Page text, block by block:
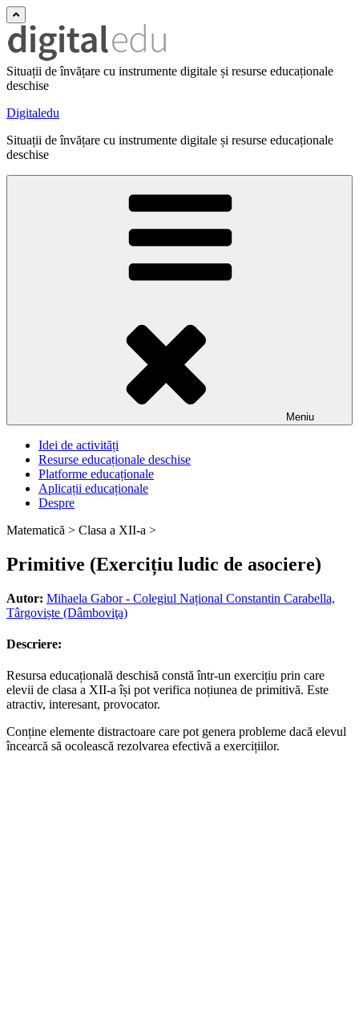
Situații de învățare cu instrumente digitale și resurse educaționale
deschise
Digitaledu
Situații de învățare cu instrumente digitale și resurse educaționale
deschise
Meniu
Idei de activități
Resurse educaționale deschise
Platforme educaționale
Aplicații educaționale
Despre
Matematică > Clasa a XII-a >
Primitive (Exercițiu ludic de asociere)
Autor: Mihaela Gabor - Colegiul Național Constantin Carabella,
Târgoviște (Dâmboviţa)
Descriere:
Resursa educațională deschisă constă într-un exercițiu prin care
elevii de clasa a XII-a își pot verifica noțiunea de primitivă. Este
atractiv, interesant, provocator.
Conține elemente distractoare care pot genera probleme dacă elevul
încearcă să ocolească rezolvarea efectivă a exercițiilor.